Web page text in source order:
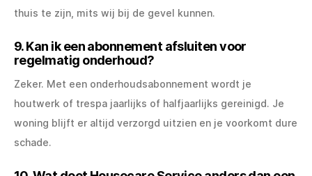
thuis te zijn, mits wij bij de gevel kunnen.
9. Kan ik een abonnement afsluiten voor
regelmatig onderhoud?
Zeker. Met een onderhoudsabonnement wordt je
houtwerk of trespa jaarlijks of halfjaarlijks gereinigd. Je
woning blijft er altijd verzorgd uitzien en je voorkomt dure
schade.